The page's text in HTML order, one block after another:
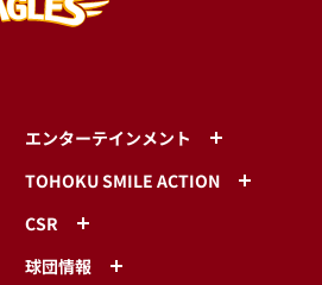
エンターテインメント
TOHOKU SMILE ACTION
CSR
球団情報